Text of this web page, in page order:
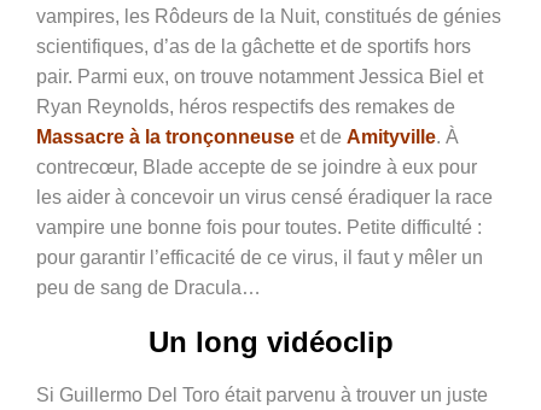
vampires, les Rôdeurs de la Nuit, constitués de génies
scientifiques, d’as de la gâchette et de sportifs hors
pair. Parmi eux, on trouve notamment Jessica Biel et
Ryan Reynolds, héros respectifs des remakes de
Massacre à la tronçonneuse et de Amityville. À
contrecœur, Blade accepte de se joindre à eux pour
les aider à concevoir un virus censé éradiquer la race
vampire une bonne fois pour toutes. Petite difficulté :
pour garantir l’efficacité de ce virus, il faut y mêler un
peu de sang de Dracula…
Un long vidéoclip
Si Guillermo Del Toro était parvenu à trouver un juste